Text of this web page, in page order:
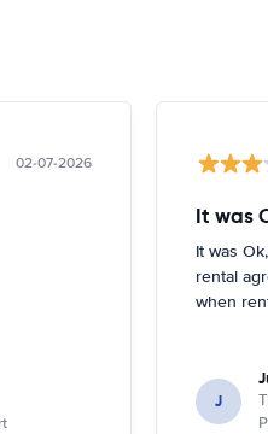
02-07-2026
It was
It was
rental
when
J